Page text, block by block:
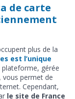
de carte
plus de la
est l’unique
plateforme, gérée
vous permet de
Cependant,
le site de France